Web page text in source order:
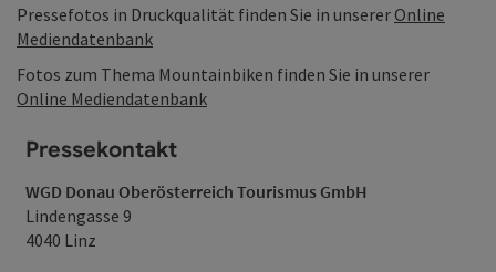
Pressefotos in Druckqualität finden Sie in unsererOnline
Mediendatenbank
Fotos zum Thema Mountainbiken finden Sie in unserer
Online Mediendatenbank
Pressekontakt
WGD Donau Oberösterreich Tourismus GmbH
Lindengasse 9
4040 Linz